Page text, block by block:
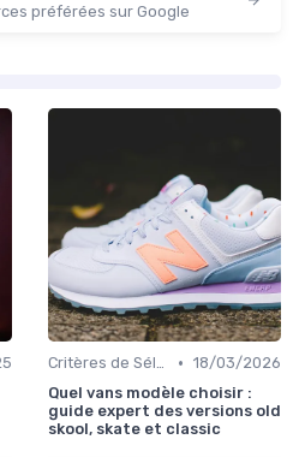
préférées sur Google
Critères de Sélection • 18/03/2026
Quel vans modèle choisir :
guide expert des versions old
skool, skate et classic